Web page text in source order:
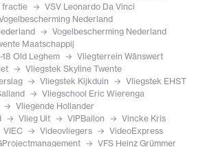
fractie
VSV Leonardo Da Vinci
Nederland
Vogelbescherming Nederland
Maatschappij
Old Leghem
Vliegterrein Wânswert
Vliegstek Skyline Twente
Vliegstek Kijkduin
Vliegstek EHST
Vliegschool Eric Wierenga
Vliegende Hollander
Vlieg Uit VIPBallon
Vincke Kris
VIEC Videovliegers
VideoExpress
VFS Heinz Grümmer